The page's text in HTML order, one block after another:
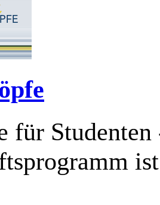
für